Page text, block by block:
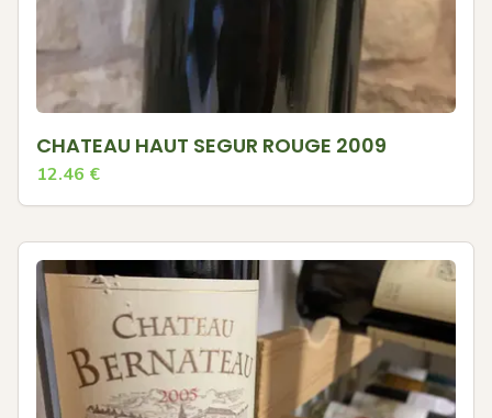
CHATEAU HAUT SEGUR ROUGE 2009
12.46 €